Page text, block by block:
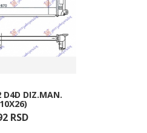
D4D DIZ.MAN.
RSD